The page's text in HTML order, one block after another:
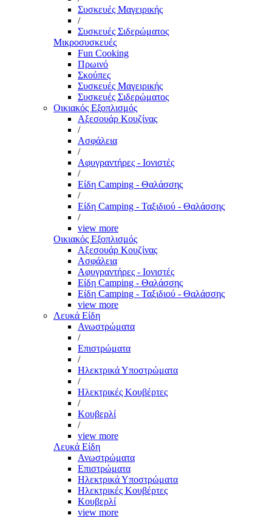
Συσκευές Μαγειρικής
/
Συσκευές Σιδερώματος
Μικροσυσκευές
Fun Cooking
Πρωινό
Σκούπες
Συσκευές Μαγειρικής
Συσκευές Σιδερώματος
Οικιακός Εξοπλισμός
Αξεσουάρ Κουζίνας
/
Ασφάλεια
/
Αφυγραντήρες - Ιονιστές
/
Είδη Camping - Θαλάσσης
/
Είδη Camping - Ταξιδιού - Θαλάσσης
/
view more
Οικιακός Εξοπλισμός
Αξεσουάρ Κουζίνας
Ασφάλεια
Αφυγραντήρες - Ιονιστές
Είδη Camping - Θαλάσσης
Είδη Camping - Ταξιδιού - Θαλάσσης
view more
Λευκά Είδη
Ανωστρώματα
/
Επιστρώματα
/
Ηλεκτρικά Υποστρώματα
/
Ηλεκτρικές Κουβέρτες
/
Κουβερλί
/
view more
Λευκά Είδη
Ανωστρώματα
Επιστρώματα
Ηλεκτρικά Υποστρώματα
Ηλεκτρικές Κουβέρτες
Κουβερλί
view more